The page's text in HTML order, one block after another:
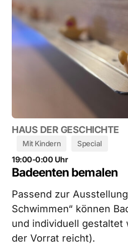
HAUS DER GESCHICHTE
Mit Kindern Special
19:00-0:00 Uhr
Badeenten bemalen
Passend zur
Schwimmen“ können
und individuell gestaltet
der Vorrat reicht).